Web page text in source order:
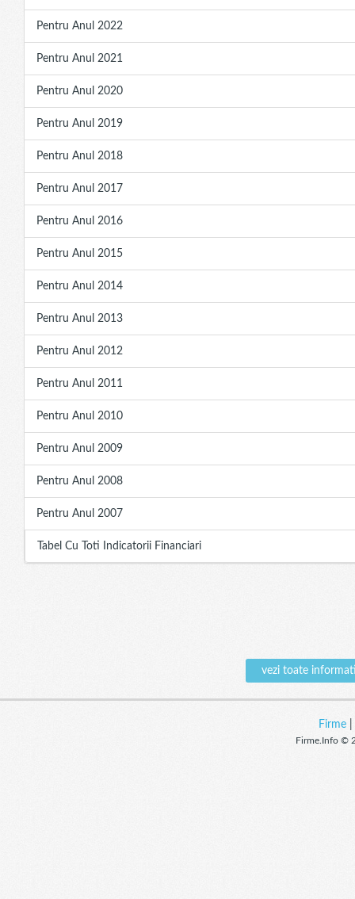
Pentru Anul 2022
Pentru Anul 2021
Pentru Anul 2020
Pentru Anul 2019
Pentru Anul 2018
Pentru Anul 2017
Pentru Anul 2016
Pentru Anul 2015
Pentru Anul 2014
Pentru Anul 2013
Pentru Anul 2012
Pentru Anul 2011
Pentru Anul 2010
Pentru Anul 2009
Pentru Anul 2008
Pentru Anul 2007
Tabel Cu Toti Indicatorii Financiari
vezi toate
Firme|
Firme.Info ©